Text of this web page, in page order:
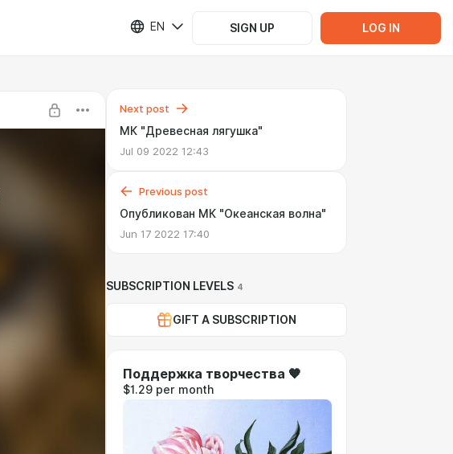
EN SIGN UP LOG IN
Next post
МК "Древесная лягушка"
Jul 09 2022 12:43
Previous post
Опубликован МК "Океанская волна"
Jun 17 2022 17:40
SUBSCRIPTION LEVELS 4
GIFT A SUBSCRIPTION
Поддержка творчества 🧡
$1.29 per month